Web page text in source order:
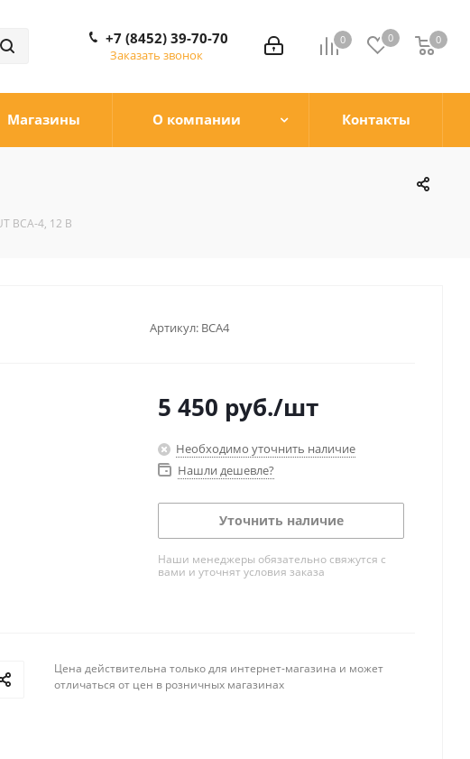
0 0 0
0
+7 (8452) 39-70-70
Заказать звонок
Магазины О компании Контакты
BCA-4, 12 В
Артикул: BCA4
5 450 руб./шт
Необходимо уточнить наличие
Нашли дешевле?
Уточнить наличие
Наши менеджеры обязательно свяжутся с
вами и уточнят условия заказа
Цена действительна только для интернет-магазина и может
отличаться от цен в розничных магазинах